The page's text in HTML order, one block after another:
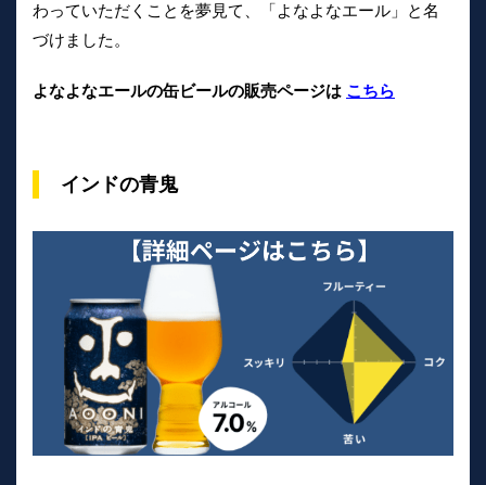
わっていただくことを夢見て、「よなよなエール」と名
づけました。
よなよなエールの缶ビールの販売ページは こちら
インドの青鬼